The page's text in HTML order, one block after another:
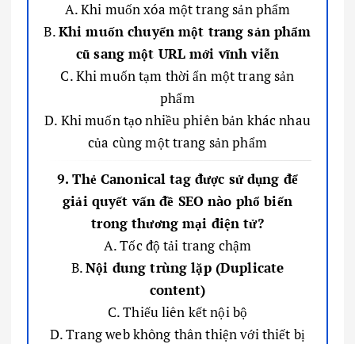
A. Khi muốn xóa một trang sản phẩm
B.Khi muốn chuyển một trang sản phẩm
cũ sang một URL mới vĩnh viễn
C. Khi muốn tạm thời ẩn một trang sản
phẩm
D. Khi muốn tạo nhiều phiên bản khác nhau
của cùng một trang sản phẩm
9. Thẻ Canonical tag được sử dụng để
giải quyết vấn đề SEO nào phổ biến
trong thương mại điện tử?
A. Tốc độ tải trang chậm
B.Nội dung trùng lặp (Duplicate
content)
C. Thiếu liên kết nội bộ
D. Trang web không thân thiện với thiết bị